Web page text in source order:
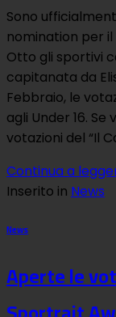
Sono
nomination per il
Otto gli sportivi
capitanata da
Febbraio, le
agli Under 16.
votazioni del “Il
Continua a
Inserito in News
News
Aperte le